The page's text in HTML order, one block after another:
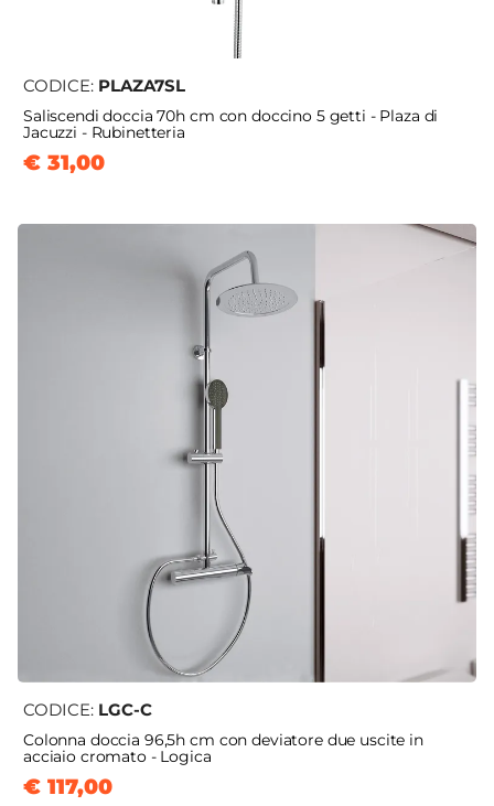
CODICE: PLAZA7SL
Saliscendi doccia 70h cm con doccino 5 getti - Plaza di
Jacuzzi - Rubinetteria
€ 31,00
CODICE: LGC-C
Colonna doccia 96,5h cm con deviatore due uscite in
acciaio cromato - Logica
€ 117,00